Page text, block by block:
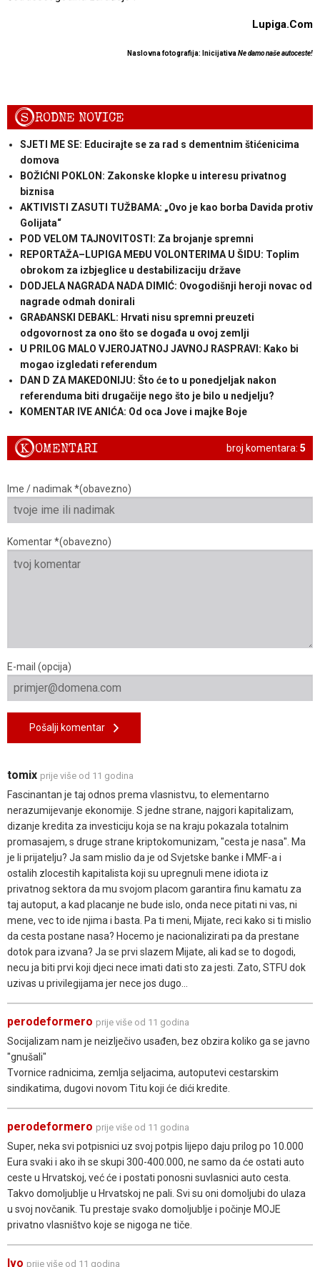
Lupiga.Com
Naslovna fotografija: InicijativaNe damo naše autoceste!
SRODNE NOVICE
SJETI ME SE: Educirajte se za rad s dementnim štićenicima
domova
BOŽIĆNI POKLON: Zakonske klopke u interesu privatnog
biznisa
AKTIVISTI ZASUTI TUŽBAMA: „Ovo je kao borba Davida protiv
Golijata“
POD VELOM TAJNOVITOSTI: Za brojanje spremni
REPORTAŽA–LUPIGA MEĐU VOLONTERIMA U ŠIDU: Toplim
obrokom za izbjeglice u destabilizaciju države
DODJELA NAGRADA NADA DIMIĆ: Ovogodišnji heroji novac od
nagrade odmah donirali
GRAĐANSKI DEBAKL: Hrvati nisu spremni preuzeti
odgovornost za ono što se događa u ovoj zemlji
U PRILOG MALO VJEROJATNOJ JAVNOJ RASPRAVI: Kako bi
mogao izgledati referendum
DAN D ZA MAKEDONIJU: Što će to u ponedjeljak nakon
referenduma biti drugačije nego što je bilo u nedjelju?
KOMENTAR IVE ANIĆA: Od oca Jove i majke Boje
broj komentara: 5
KOMENTARI
Ime / nadimak *(obavezno)
Komentar *(obavezno)
E-mail (opcija)
Pošalji komentar
tomix prije više od 11 godina
Fascinantan je taj odnos prema vlasnistvu, to elementarno
nerazumijevanje ekonomije. S jedne strane, najgori kapitalizam,
dizanje kredita za investiciju koja se na kraju pokazala totalnim
promasajem, s druge strane kriptokomunizam, "cesta je nasa". Ma
je li prijatelju? Ja sam mislio da je od Svjetske banke i MMF-a i
ostalih zlocestih kapitalista koji su upregnuli mene idiota iz
privatnog sektora da mu svojom placom garantira finu kamatu za
taj autoput, a kad placanje ne bude islo, onda nece pitati ni vas, ni
mene, vec to ide njima i basta. Pa ti meni, Mijate, reci kako si ti mislio
da cesta postane nasa? Hocemo je nacionalizirati pa da prestane
dotok para izvana? Ja se prvi slazem Mijate, ali kad se to dogodi,
necu ja biti prvi koji djeci nece imati dati sto za jesti. Zato, STFU dok
uzivas u privilegijama jer nece jos dugo...
perodeformero prije više od 11 godina
Socijalizam nam je neizlječivo usađen, bez obzira koliko ga se javno
"gnušali"
Tvornice radnicima, zemlja seljacima, autoputevi cestarskim
sindikatima, dugovi novom Titu koji će dići kredite.
perodeformero prije više od 11 godina
Super, neka svi potpisnici uz svoj potpis lijepo daju prilog po 10.000
Eura svaki i ako ih se skupi 300-400.000, ne samo da će ostati auto
ceste u Hrvatskoj, već će i postati ponosni suvlasnici auto cesta.
Takvo domoljublje u Hrvatskoj ne pali. Svi su oni domoljubi do ulaza
u svoj novčanik. Tu prestaje svako domoljublje i počinje MOJE
privatno vlasništvo koje se nigoga ne tiče.
Ivo prije više od 11 godina